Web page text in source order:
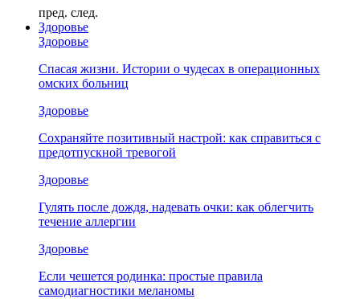
пред. след.
Здоровье
Здоровье
Спасая жизни. Истории о чудесах в операционных
омских больниц
Здоровье
Сохраняйте позитивный настрой: как справиться с
предотпускной тревогой
Здоровье
Гулять после дождя, надевать очки: как облегчить
течение аллергии
Здоровье
Если чешется родинка: простые правила
самодиагностики меланомы